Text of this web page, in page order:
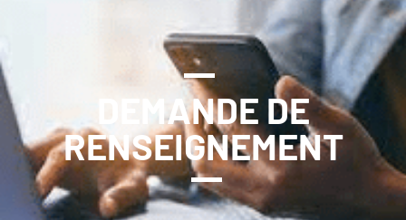
DEMANDE DE
RENSEIGNEMENT